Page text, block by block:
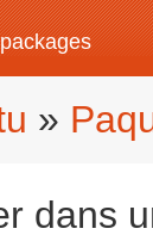
»
dans